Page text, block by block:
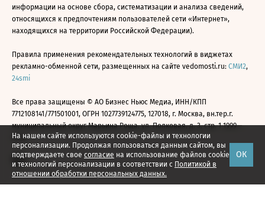
На нашем сайте используются cookie-файлы и технологии
персонализации. Продолжая пользоваться данным сайтом, вы
подтверждаете свое согласие на использование файлов cookie
и технологий персонализации в соответствии с Политикой в
отношении обработки персональных данных.
ОК
информации на основе сбора, систематизации и анализа сведений,
относящихся к предпочтениям пользователей сети «Интернет»,
находящихся на территории Российской Федерации).
Правила применения рекомендательных технологий в виджетах
рекламно-обменной сети, размещенных на сайте vedomosti.ru: СМИ2,
24smi
Все права защищены © АО Бизнес Ньюс Медиа, ИНН/КПП
7712108141/771501001, ОГРН 1027739124775, 127018, г. Москва, вн.тер.г.
муниципальный округ Марьина Роща, ул. Полковая, д. 3, стр. 1 1999—
2026